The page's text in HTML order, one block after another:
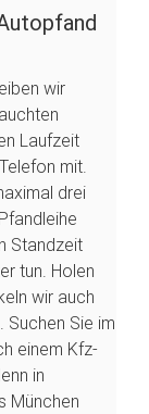
wir
Laufzeit
mit.
drei
Standzeit
tun. Holen
wir auch
Sie im
einem Kfz-
in
München